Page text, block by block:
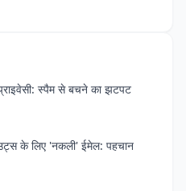
स्पैम से बचने का झटपट
के लिए 'नकली' ईमेल: पहचान